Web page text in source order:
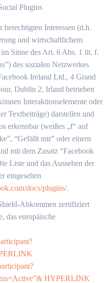
Plugins
Interessen (d.h.
und wirtschaftlichem
Sinne des Art. 6 Abs. 1 lit. f.
des sozialen Netzwerkes
Ireland Ltd., 4 Grand
Dublin 2, Irland betrieben
Interaktionselemente oder
Textbeiträge) darstellen und
erkennbar (weißes „f“ auf
“Gefällt mir” oder einem
mit dem Zusatz “Facebook
Liste und das Aussehen der
eingesehen
docs/plugins/.
Abkommen zertifiziert
das europäische
HYPERLINK